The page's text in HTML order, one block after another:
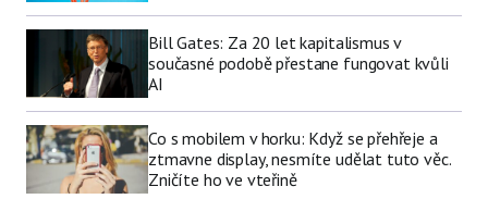
Bill Gates: Za 20 let kapitalismus v
současné podobě přestane fungovat kvůli
AI
Co s mobilem v horku: Když se přehřeje a
ztmavne display, nesmíte udělat tuto věc.
Zničíte ho ve vteřině